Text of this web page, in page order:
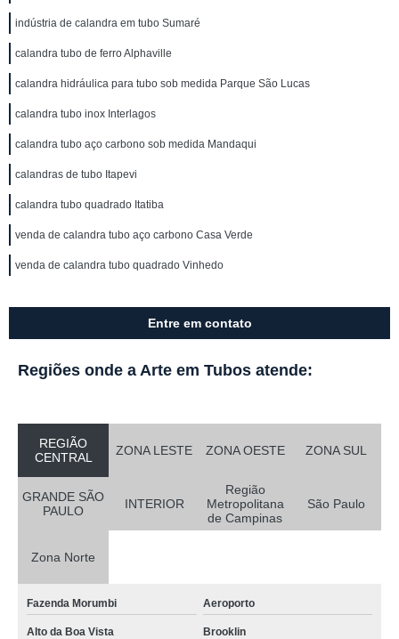
indústria de calandra em tubo Sumaré
calandra tubo de ferro Alphaville
calandra hidráulica para tubo sob medida Parque São Lucas
calandra tubo inox Interlagos
calandra tubo aço carbono sob medida Mandaqui
calandras de tubo Itapevi
calandra tubo quadrado Itatiba
venda de calandra tubo aço carbono Casa Verde
venda de calandra tubo quadrado Vinhedo
Entre em contato
Regiões onde a Arte em Tubos atende:
REGIÃO
CENTRAL
ZONA LESTE ZONA OESTE ZONA SUL
GRANDE SÃO
PAULO
INTERIOR
Região
Metropolitana
de Campinas
São Paulo
Zona Norte
Fazenda Morumbi Aeroporto
Alto da Boa Vista Brooklin